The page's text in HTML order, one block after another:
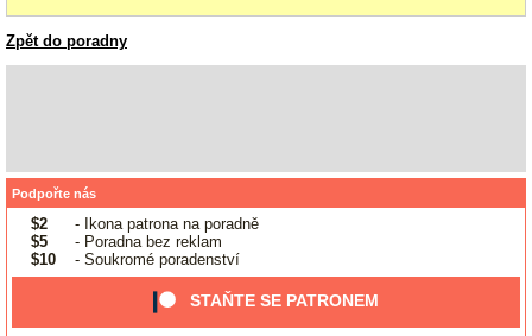
Zpět do poradny
Podpořte nás
$2
- Ikona patrona na poradně
$5
- Poradna bez reklam
$10
- Soukromé poradenství
STAŇTE SE PATRONEM